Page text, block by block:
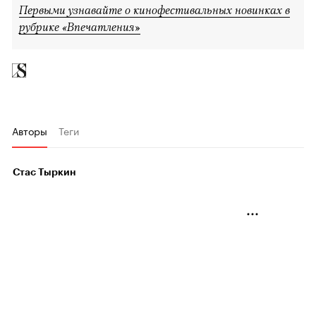
Первыми узнавайте о кинофестивальных новинках в
рубрике «Впечатления»
Авторы Теги
Стас Тыркин